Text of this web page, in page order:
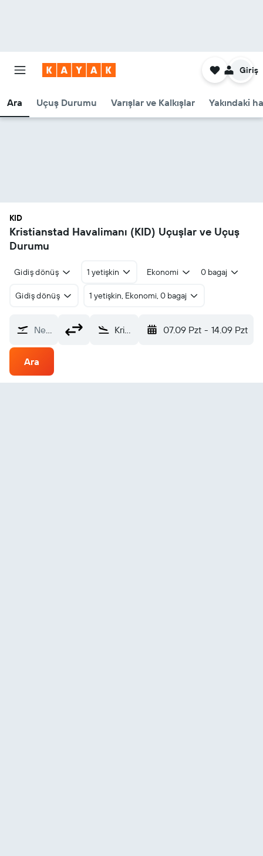
Ara Uçuş Durumu Varışlar ve Kalkışlar Yakındaki
Giriş
KID
Kristianstad Havalimanı (KID) Uçuşlar ve Uçuş
Durumu
Gidiş dönüş 1 yetişkin Ekonomi 0 bagaj
Gidiş dönüş 1 yetişkin, Ekonomi, 0 bagaj
Nereden? Kristianstad (KID) 07.09 Pzt - 14.09 Pzt
Ara